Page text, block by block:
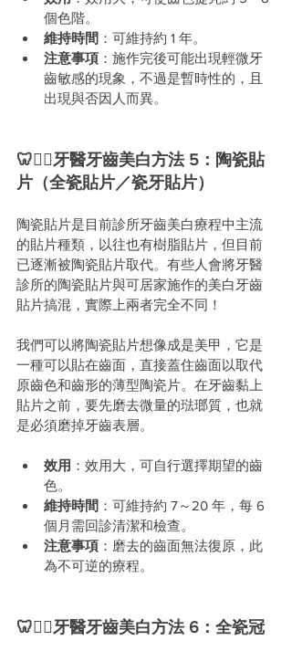
個色階。
維持時間 ：可維持約 1 年。
注意事項 ：施作完後可能出現輕微牙
齒敏感的現象，不過是暫時性的，且
出現與否因人而異。
🦷🧑‍⚕️牙醫牙齒美白方法 5：陶瓷貼
片（全瓷貼片／瓷牙貼片）
陶瓷貼片是目前診所牙齒美白療程中主流
的貼片種類，以往也有樹脂貼片，但目前
已逐漸被陶瓷貼片取代。有些人會將牙醫
診所的陶瓷貼片與可居家施作的美白牙齒
貼片搞混，實際上兩者完全不同！
我們可以將陶瓷貼片想像成是美甲，它是
一種可以貼在齒面，直接蓋住齒面以取代
原齒色和齒形的薄型陶瓷片。在牙齒黏上
貼片之前，要先磨去微量的琺瑯質，也就
是必須磨掉牙齒表層。
效用 ：效用大，可自行選擇期望的齒
色。
維持時間 ：可維持約 7～20 年，每 6
個月需回診清潔和檢查。
注意事項 ：磨去的齒面無法復原，此
為不可逆的療程。
🦷🧑‍⚕️牙醫牙齒美白方法 6：全瓷冠